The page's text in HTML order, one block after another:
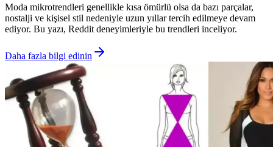
Moda mikrotrendleri genellikle kısa ömürlü olsa da bazı parçalar,
nostalji ve kişisel stil nedeniyle uzun yıllar tercih edilmeye devam
ediyor. Bu yazı, Reddit deneyimleriyle bu trendleri inceliyor.
Daha fazla bilgi edinin